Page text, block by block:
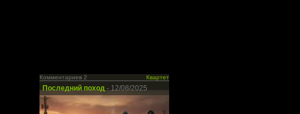
Комментариев 2 Квартет
Последний поход- 12/08/2025